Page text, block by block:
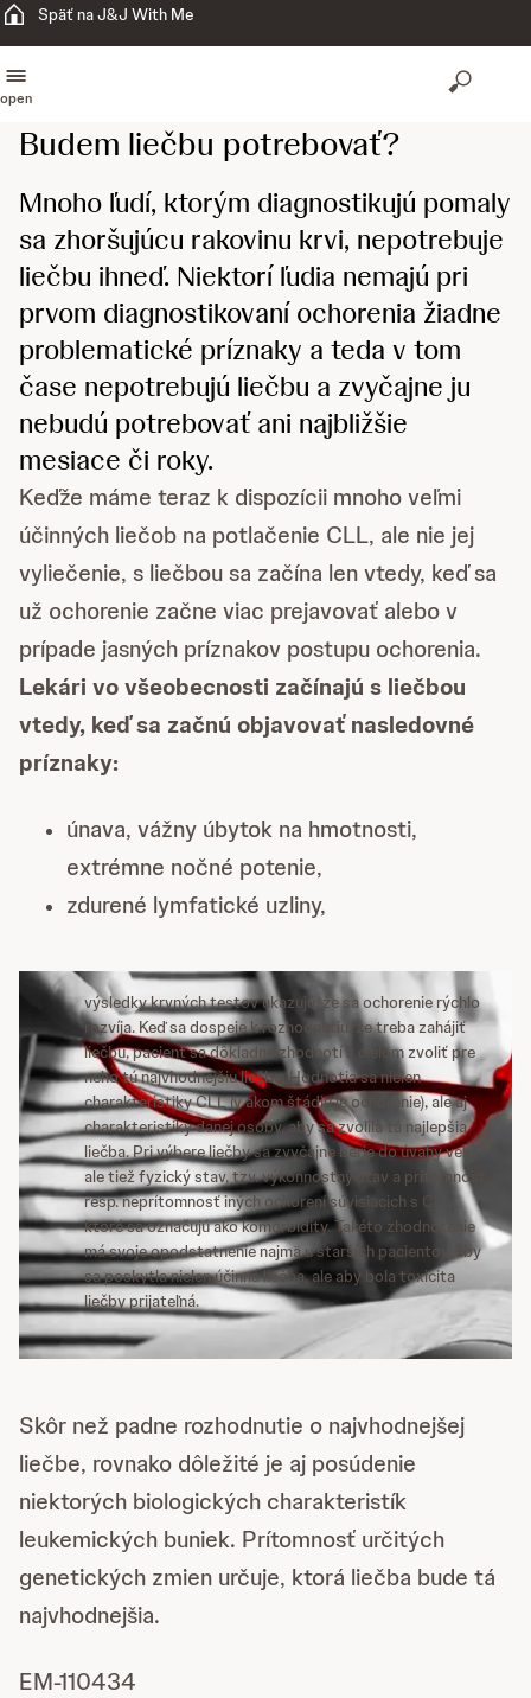
Späť na J&J With Me
open
Budem liečbu potrebovať?
Mnoho ľudí, ktorým diagnostikujú pomaly
sa zhoršujúcu rakovinu krvi, nepotrebuje
liečbu ihneď. Niektorí ľudia nemajú pri
prvom diagnostikovaní ochorenia žiadne
problematické príznaky a teda v tom
čase nepotrebujú liečbu a zvyčajne ju
nebudú potrebovať ani najbližšie
mesiace či roky.
Keďže máme teraz k dispozícii mnoho veľmi
účinných liečob na potlačenie CLL, ale nie jej
vyliečenie, s liečbou sa začína len vtedy, keď sa
už ochorenie začne viac prejavovať alebo v
prípade jasných príznakov postupu ochorenia.
Lekári vo všeobecnosti začínajú s liečbou
vtedy, keď sa začnú objavovať nasledovné
príznaky:
únava, vážny úbytok na hmotnosti,
extrémne nočné potenie,
zdurené lymfatické uzliny,
výsledky krvných testov ukazujú, že sa ochorenie rýchlo
rozvíja. Keď sa dospeje k rozhodnutiu, že treba zahájiť
liečbu, pacient sa dôkladne zhodnotí s cieľom zvoliť pre
neho tú najvhodnejšiu liečbu. Hodnotia sa nielen
charakteristiky CLL (v akom štádiu je ochorenie), ale aj
charakteristiky danej osoby, aby sa zvolila tá najlepšia
liečba. Pri výbere liečby sa zvyčajne berie do úvahy vek,
ale tiež fyzický stav, tzv. výkonnostný stav a prítomnosť,
resp. neprítomnosť iných ochorení súvisiacich s CLL,
ktoré sa označujú ako komorbidity. Takéto zhodnotenie
má svoje opodstatnenie najmä u starších pacientov, aby
sa poskytla nielen účinná liečba, ale aby bola toxicita
liečby prijateľná.
Skôr než padne rozhodnutie o najvhodnejšej
liečbe, rovnako dôležité je aj posúdenie
niektorých biologických charakteristík
leukemických buniek. Prítomnosť určitých
genetických zmien určuje, ktorá liečba bude tá
najvhodnejšia.
EM-110434